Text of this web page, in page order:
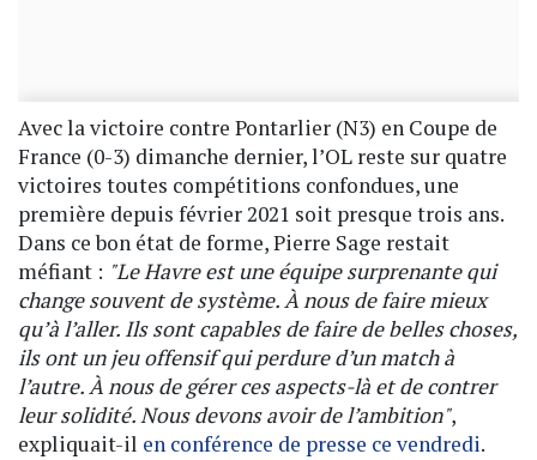
Avec la victoire contre Pontarlier (N3) en Coupe de
France (0-3) dimanche dernier, l’OL reste sur quatre
victoires toutes compétitions confondues, une
première depuis février 2021 soit presque trois ans.
Dans ce bon état de forme, Pierre Sage restait
méfiant : "Le Havre est une équipe surprenante qui
change souvent de système. À nous de faire mieux
qu’à l’aller. Ils sont capables de faire de belles choses,
ils ont un jeu offensif qui perdure d’un match à
l’autre. À nous de gérer ces aspects-là et de contrer
leur solidité. Nous devons avoir de l’ambition",
expliquait-il en conférence de presse ce vendredi.